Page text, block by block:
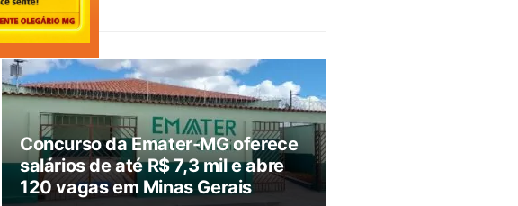
LeiaTambém
Concurso da Emater-MG oferece
salários de até R$ 7,3 mil e abre
120 vagas em Minas Gerais